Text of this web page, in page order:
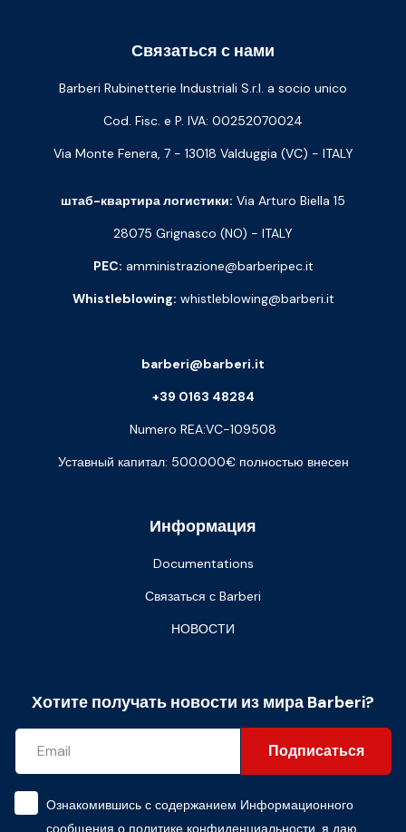
Связаться с нами
Barberi Rubinetterie Industriali S.r.l. a socio unico
Cod. Fisc. e P. IVA: 00252070024
Via Monte Fenera, 7 - 13018 Valduggia (VC) - ITALY
штаб-квартира логистики: Via Arturo Biella 15
28075 Grignasco (NO) - ITALY
PEC: amministrazione@barberipec.it
Whistleblowing: whistleblowing@barberi.it
Информация
Documentations
Связаться с Barberi
НОВОСТИ
barberi@barberi.it
+39 0163 48284
Numero REA:VC-109508
Уставный капитал: 500.000€ полностью внесен
Хотите получать новости из мира Barberi?
Подписаться
Ознакомившись с содержанием Информационного